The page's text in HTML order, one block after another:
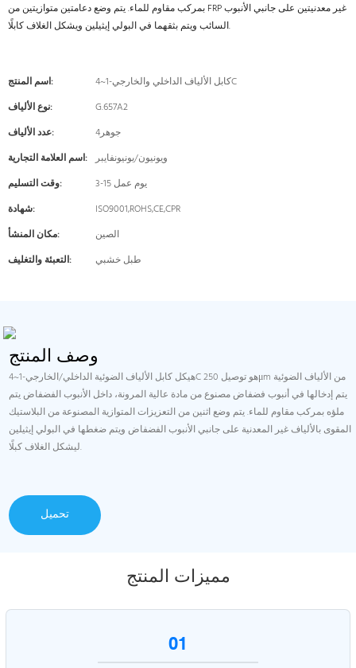
بمركب مقاوم للماء. يتم وضع دعامتين متوازيتين من FRP غير معدنيتين على جانبي الأنبوب
السائب ويتم بثقهما في البولي إيثيلين ويشكل الغلاف كابلًا.
اسم المنتج:
كابل الألياف الداخلي والخارجي-1~4C
نوع الألياف:
G.657A2
عدد الألياف:
جوهر4
اسم العلامة التجارية: ويونيون/يونيونفايبر
وقت التسليم:
3-15 يوم عمل
شهادة:
ISO9001,ROHS,CE,CPR
مكان المنشأ:
الصين
التعبئة والتغليف:
طبل خشبي
وصف المنتج
هيكل كابل الألياف الضوئية الداخلي/الخارجي-1~4C هو توصيل 250μm من الألياف الضوئية
يتم إدخالها في أنبوب فضفاض مصنوع من مادة عالية المرونة، داخل الأنبوب الفضفاض يتم
ملؤه بمركب مقاوم للماء. يتم وضع اثنين من التعزيزات المتوازية المصنوعة من البلاستيك
المقوى بالألياف غير المعدنية على جانبي الأنبوب الفضفاض ويتم ضغطها في البولي إيثيلين
ليشكل الغلاف كبلًا.
تحميل
مميزات المنتج
01